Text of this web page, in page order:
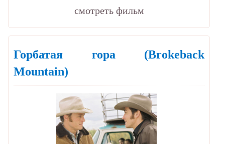
cмотреть фильм
Горбатая гора (Brokeback
Mountain)